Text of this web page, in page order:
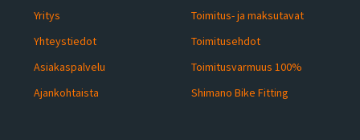
Yritys
Yhteystiedot
Asiakaspalvelu
Ajankohtaista
Toimitus- ja maksutavat
Toimitusehdot
Toimitusvarmuus 100%
Shimano Bike Fitting